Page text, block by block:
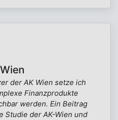
der AK Wien setze ich
Finanzprodukte
werden. Ein Beitrag
Studie der AK-Wien und